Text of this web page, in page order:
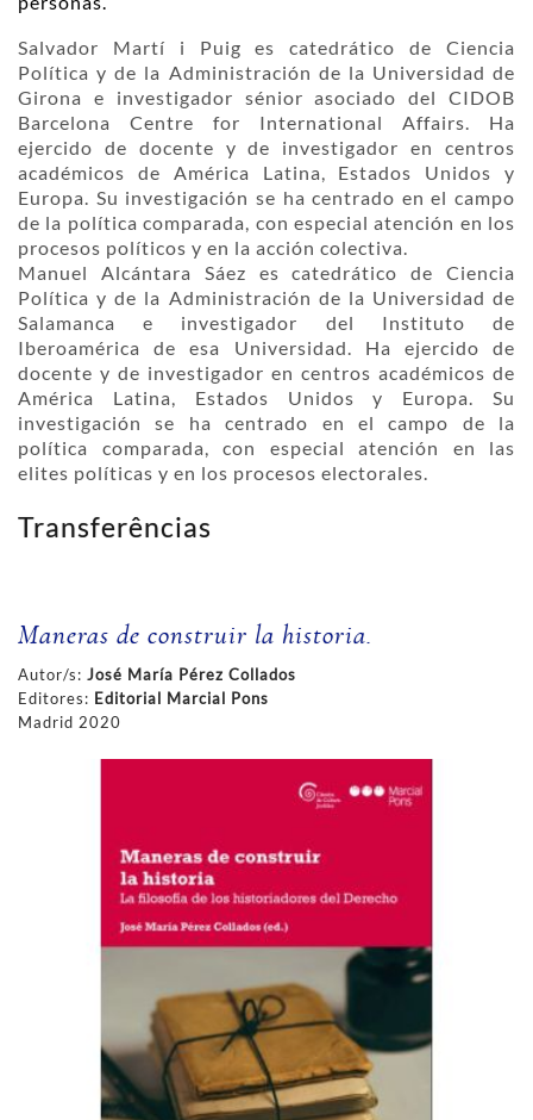
Salvador Martí i Puig es catedrático de Ciencia
Política y de la Administración de la Universidad de
Girona e investigador sénior asociado del CIDOB
Barcelona Centre for International Affairs. Ha
ejercido de docente y de investigador en centros
académicos de América Latina, Estados Unidos y
Europa. Su investigación se ha centrado en el campo
de la política comparada, con especial atención en los
procesos políticos y en la acción colectiva.
Manuel Alcántara Sáez es catedrático de Ciencia
Política y de la Administración de la Universidad de
Salamanca e investigador del Instituto de
Iberoamérica de esa Universidad. Ha ejercido de
docente y de investigador en centros académicos de
América Latina, Estados Unidos y Europa. Su
investigación se ha centrado en el campo de la
política comparada, con especial atención en las
elites políticas y en los procesos electorales.
Transferências
Maneras de construir la historia.
Autor/s: José María Pérez Collados
Editores: Editorial Marcial Pons
Madrid 2020